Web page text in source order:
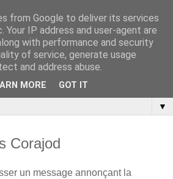
▼
Corajod
un message annonçant la
from Google to deliver its services
Your IP address and user-agent are
with performance and security
of service, generate usage
and address abuse.
MORE GOT IT